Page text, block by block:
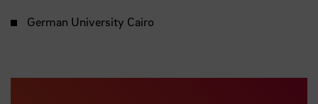
German University Cairo